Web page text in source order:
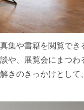
集や書籍を閲覧でき
や、展覧会にまつ
きのきっかけとして